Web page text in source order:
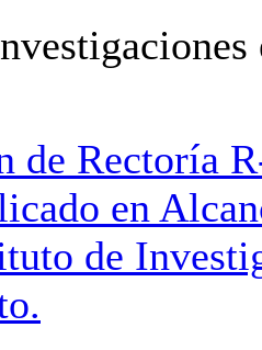
de Rectoría
en
de